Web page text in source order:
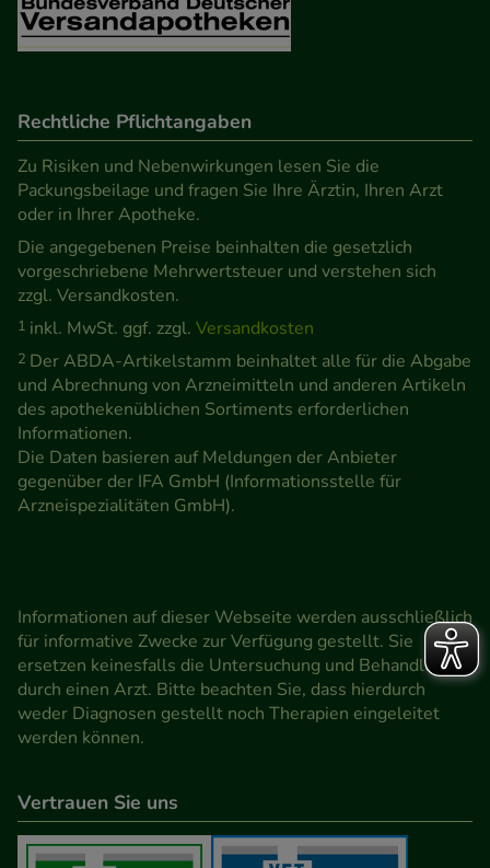
auch auf Ihre Bedürfnisse zugeschrittene Inhalte
anzuzeigen und unser Partnerprogramm zu
Statistik & Tracking:Hierüber lassen sich
Informationen über die Art und Weise der Nutzung
unserer Website sammeln, mit deren Hilfe wir
unsere Website weiter für Sie optimieren können,
den Inhalt auf unserer Website aber auch die
Werbung auf Drittseiten möglichst relevant für Sie
zu gestalten. Bitte beachten Sie, dass Daten hierfür
teilweise an Dritte wie z.B. Google oder soziale
Medien übertragen werden.
Rechtliche Pflichtangaben
Zu Risiken und Nebenwirkungen lesen Sie die
Packungsbeilage und fragen Sie Ihre Ärztin, Ihren Arzt
oder in Ihrer Apotheke.
Die angegebenen Preise beinhalten die gesetzlich
vorgeschriebene Mehrwertsteuer und verstehen sich
zzgl. Versandkosten.
1 inkl. MwSt. ggf. zzgl. Versandkosten
2 Der ABDA-Artikelstamm beinhaltet alle für die Abgabe
und Abrechnung von Arzneimitteln und anderen Artikeln
des apothekenüblichen Sortiments erforderlichen
Informationen.
Die Daten basieren auf Meldungen der Anbieter
gegenüber der IFA GmbH (Informationsstelle für
Arzneispezialitäten GmbH).
Informationen auf dieser Webseite werden ausschließlich
für informative Zwecke zur Verfügung gestellt. Sie
ersetzen keinesfalls die Untersuchung und Behandlung
durch einen Arzt. Bitte beachten Sie, dass hierdurch
weder Diagnosen gestellt noch Therapien eingeleitet
werden können.
Vertrauen Sie uns